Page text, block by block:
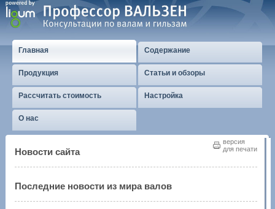
Главная Содержание
Продукция Статьи и обзоры
Рассчитать стоимость Настройка
О нас
версия
для печати
Новости сайта
Последние новости из мира валов